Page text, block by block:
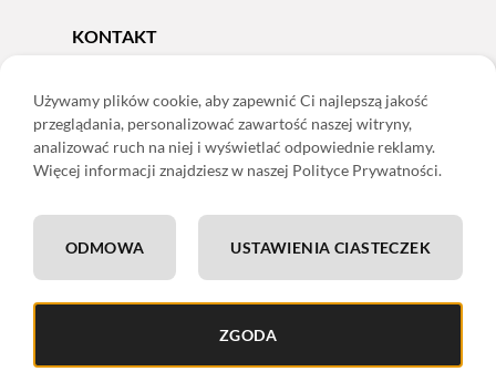
KONTAKT
e-mail:sklep@adoris.pl
poniedziałek - piątek 8:00-16:00
Adoris Dorota Święcka
58-502 Jelenia Góra
ING: 22 1050 1751 1000 0091 0971 2688
Używamy plików cookie, aby zapewnić Ci najlepszą jakość
przeglądania, personalizować zawartość naszej witryny,
analizować ruch na niej i wyświetlać odpowiednie reklamy.
Więcej informacji znajdziesz w naszej Polityce Prywatności.
ZGODA
USTAWIENIA CIASTECZEK
ODMOWA